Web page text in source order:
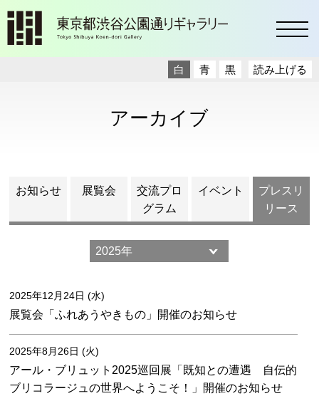
読み上げる
白 青 黒
アーカイブ
お知らせ 展覧会
交流プロ
グラム
イベント
プレスリ
リース
2025年12月24日 (水)
展覧会「ふれあうやきもの」開催のお知らせ
2025年8月26日 (火)
アール・ブリュット2025巡回展「既知との遭遇 自伝的
ブリコラージュの世界へようこそ！」開催のお知らせ